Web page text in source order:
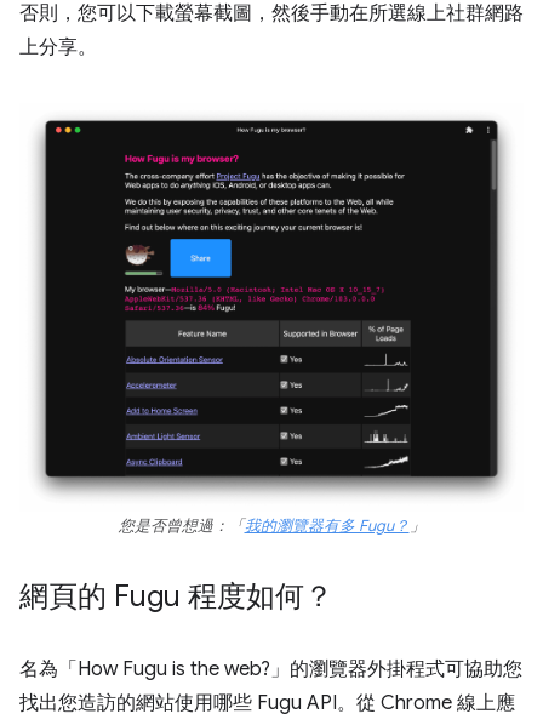
否則，您可以下載螢幕截圖，然後手動在所選線上社群網路
上分享。
您是否曾想過：「我的瀏覽器有多 Fugu？」
網頁的 Fugu 程度如何？
名為「How Fugu is the web?」 的瀏覽器外掛程式可協助您
找出您造訪的網站使用哪些 Fugu API。從 Chrome 線上應